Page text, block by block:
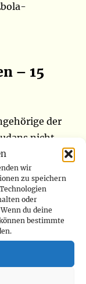
wir
zu speichern
oder
du deine
bestimmte
– 15
der
nicht
stellte
handelt,
in
Ausreise